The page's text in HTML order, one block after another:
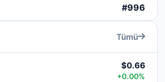
#996
Tümü
$0.66
+0.00%